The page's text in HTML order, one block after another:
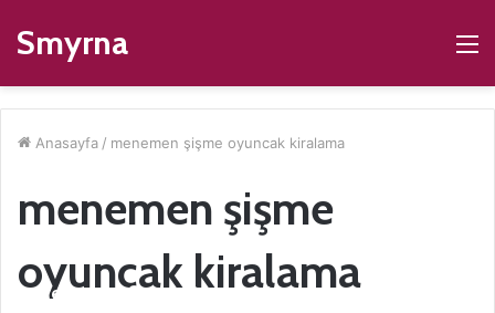
Smyrna
Anasayfa / menemen şişme oyuncak kiralama
menemen şişme
oyuncak kiralama
Menemen Şişme Oyuncak Kiralama